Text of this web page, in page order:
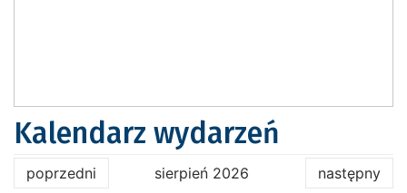
Kalendarz wydarzeń
poprzedni sierpień 2026 następny